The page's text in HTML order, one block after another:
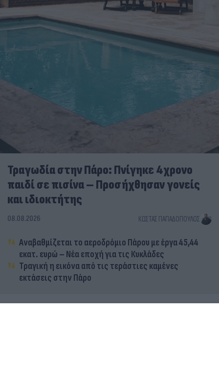
Τραγωδία στην Πάρο: Πνίγηκε 4χρονο
παιδί σε πισίνα – Προσήχθησαν γονείς
και ιδιοκτήτης
08.08.2026 ΚΏΣΤΑΣ ΠΑΠΑΔΌΠΟΥΛΟΣ
Αναβαθμίζεται το αεροδρόμιο Πάρου με έργα 45,44
εκατ. ευρώ – Νέα εποχή για τις Κυκλάδες
Τραγική η εικόνα από τις τεράστιες καμένες
εκτάσεις στην Πάρο